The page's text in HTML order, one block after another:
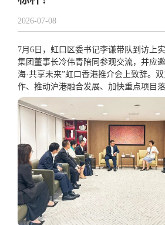
2026-07-08
7月6日，虹口区委书记李谦带队到访上
集团董事长冷伟青陪同参观交流，并应
海·共享未来”虹口香港推介会上致辞。
作、推动沪港融合发展、加快重点项目